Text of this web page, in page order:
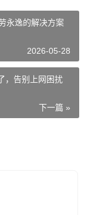
永逸的解决方案
2026-05-28
，告别上网困扰
下一篇 »